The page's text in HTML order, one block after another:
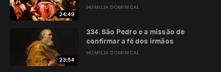
24:49
HOMILIA DOMINICAL
23:54
HOMILIA DOMINICAL
334. São Pedro e a missão de
confirmar a fé dos irmãos